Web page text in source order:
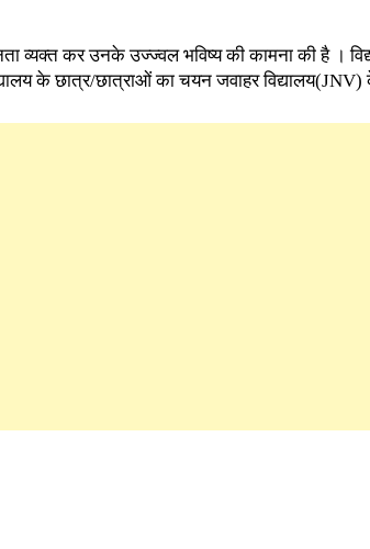
व्यक्त कर उनके उज्ज्वल भविष्य की कामना की है ।
के छात्र/छात्राओं का चयन जवाहर